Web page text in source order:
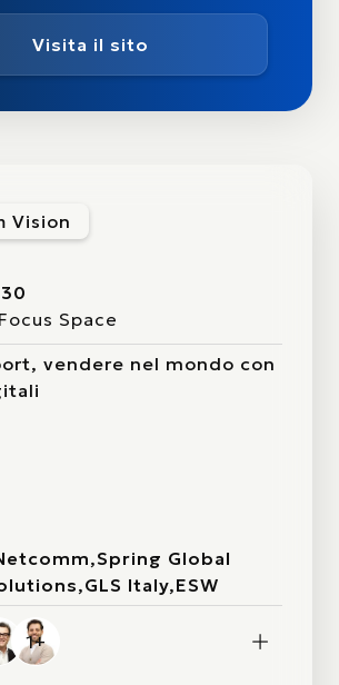
Visita il sito
Vision
Space
vendere nel mondo con
Global
Italy,ESW
1+